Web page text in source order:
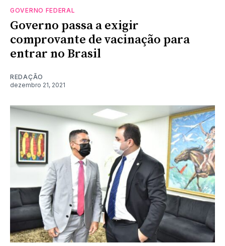
GOVERNO FEDERAL
Governo passa a exigir
comprovante de vacinação para
entrar no Brasil
REDAÇÃO
dezembro 21, 2021